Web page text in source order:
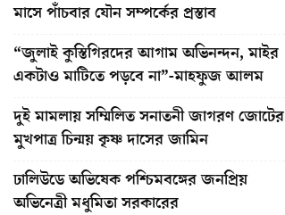
মাসে পাঁচবার যৌন সম্পর্কের প্রস্তাব
“জুলাই কুস্তিগিরদের আগাম অভিনন্দন, মাইর
একটাও মাটিতে পড়বে না”-মাহফুজ আলম
দুই মামলায় সম্মিলিত সনাতনী জাগরণ জোটের
মুখপাত্র চিন্ময় কৃষ্ণ দাসের জামিন
ঢালিউডে অভিষেক পশ্চিমবঙ্গের জনপ্রিয়
অভিনেত্রী মধুমিতা সরকারের